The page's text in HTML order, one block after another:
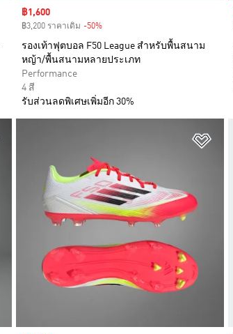
Sale price
฿1,600
฿3,200 ราคาเดิม -50%Discount
รองเท้าฟุตบอล F50 League สำหรับพื้นสนาม
หญ้า/พื้นสนามหลายประเภท
Performance
4 สี
รับส่วนลดพิเศษเพิ่มอีก 30%